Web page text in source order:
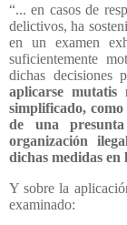
“... en casos de
delictivos, ha
en un examen
suficientemente
dichas decisiones
aplicarse
simplificado, como
de una
organización
dichas medidas en
Y sobre la
examinado: